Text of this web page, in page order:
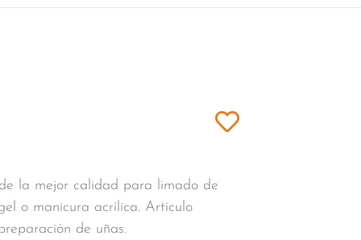
la mejor calidad para limado de
o manicura acrílica. Articulo
de uñas.